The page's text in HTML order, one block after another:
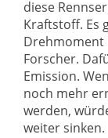
diese
Kraftstoff. Es
Drehmoment
Forscher.
Emission.
noch mehr
werden,
weiter sinken.